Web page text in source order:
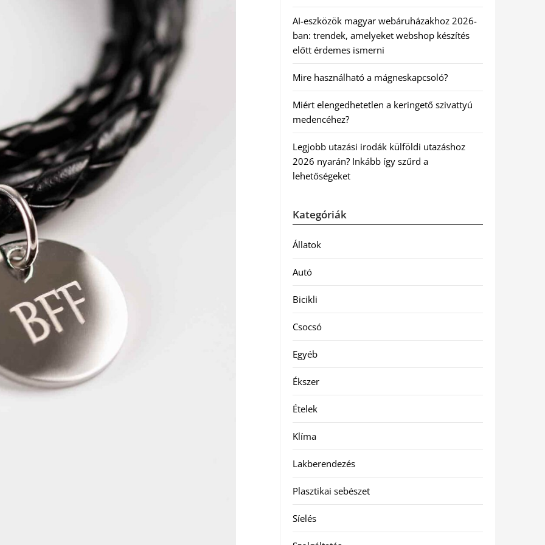
AI-eszközök magyar webáruházakhoz 2026-
ban: trendek, amelyeket webshop készítés
előtt érdemes ismerni
Mire használható a mágneskapcsoló?
Miért elengedhetetlen a keringető szivattyú
medencéhez?
Legjobb utazási irodák külföldi utazáshoz
2026 nyarán? Inkább így szűrd a
lehetőségeket
Kategóriák
Állatok
Autó
Bicikli
Csocsó
Egyéb
Ékszer
Ételek
Klíma
Lakberendezés
Plasztikai sebészet
Síelés